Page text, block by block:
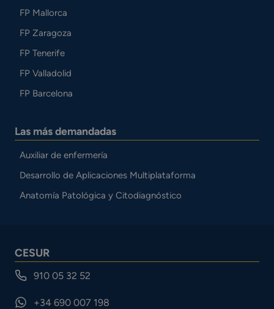
FP Mallorca
FP Zaragoza
FP Tenerife
FP Valladolid
FP Barcelona
Las más demandadas
Auxiliar de enfermería
Desarrollo de Aplicaciones Multiplataforma
Anatomía Patológica y Citodiagnóstico
CESUR
910 05 32 52
+34 690 007 198